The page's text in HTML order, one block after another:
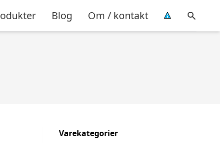
Blog Om / kontakt
Varekategorier